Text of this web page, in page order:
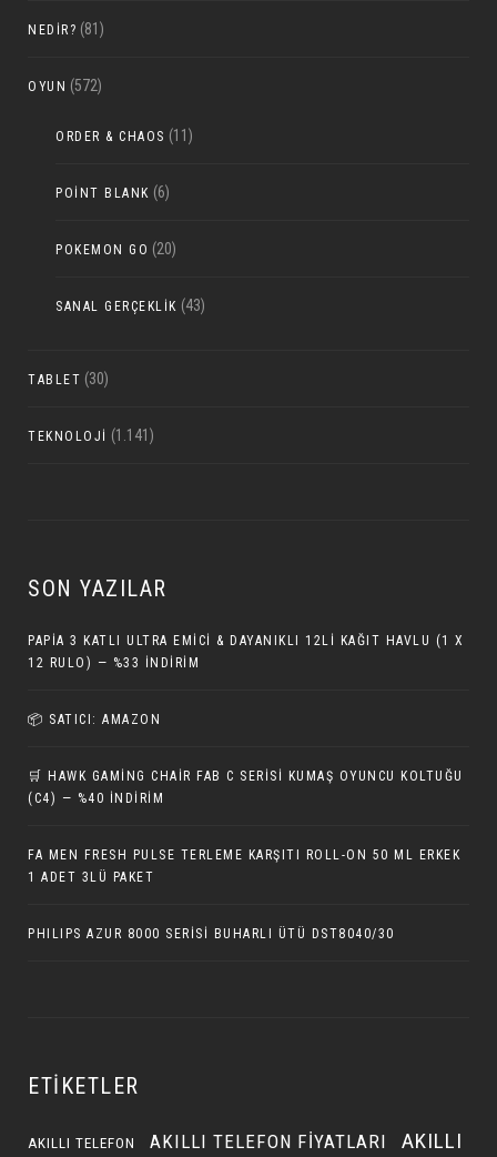
NEDIR? (81)
OYUN (572)
ORDER & CHAOS (11)
POINT BLANK (6)
POKEMON GO (20)
SANAL GERÇEKLIK (43)
TABLET (30)
TEKNOLOJI (1.141)
SON YAZILAR
PAPIA 3 KATLI ULTRA EMICI & DAYANIKLI 12LI KAĞIT HAVLU (1 X
12 RULO) — %33 İNDIRIM
📦 SATICI: AMAZON
🛒 HAWK GAMING CHAIR FAB C SERISI KUMAŞ OYUNCU KOLTUĞU
(C4) — %40 İNDIRIM
FA MEN FRESH PULSE TERLEME KARŞITI ROLL-ON 50 ML ERKEK
1 ADET 3LÜ PAKET
PHILIPS AZUR 8000 SERISI BUHARLI ÜTÜ DST8040/30
ETIKETLER
AKILLI TELEFON AKILLI TELEFON FIYATLARI
AKILLI